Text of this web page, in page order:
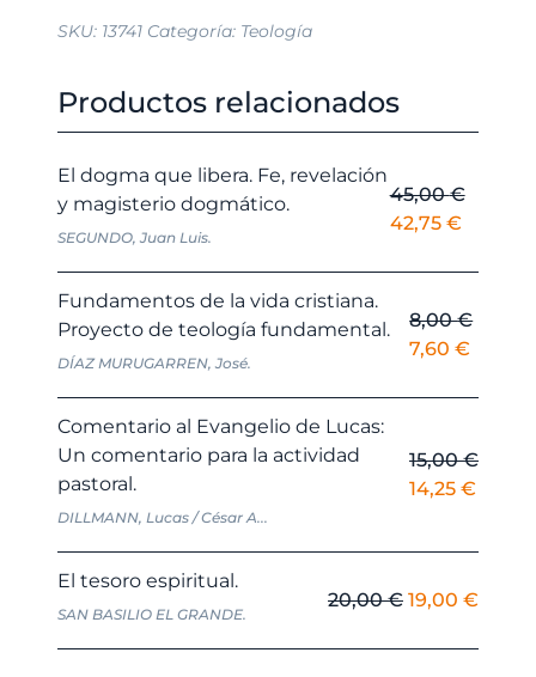
SKU: 13741 Categoría: Teología
Productos relacionados
El dogma que libera. Fe, revelación
y magisterio dogmático.
SEGUNDO, Juan Luis.
45,00€
El
original
era:
45,00 €.
42,75 €El
actual
es:
42,75 €.
Fundamentos de la vida cristiana.
Proyecto de teología fundamental.
DÍAZ MURUGARREN, José.
8,00€
El
original
8,00 €.
7,60€
actual
7,60 €.
Comentario al Evangelio de Lucas:
Un comentario para la actividad
pastoral.
DILLMANN, Lucas / César A...
15,00€
El
15,00 €.
14,25 €
14,25
El tesoro espiritual.
SAN BASILIO EL GRANDE.
20,00€ El
original
19,00 €